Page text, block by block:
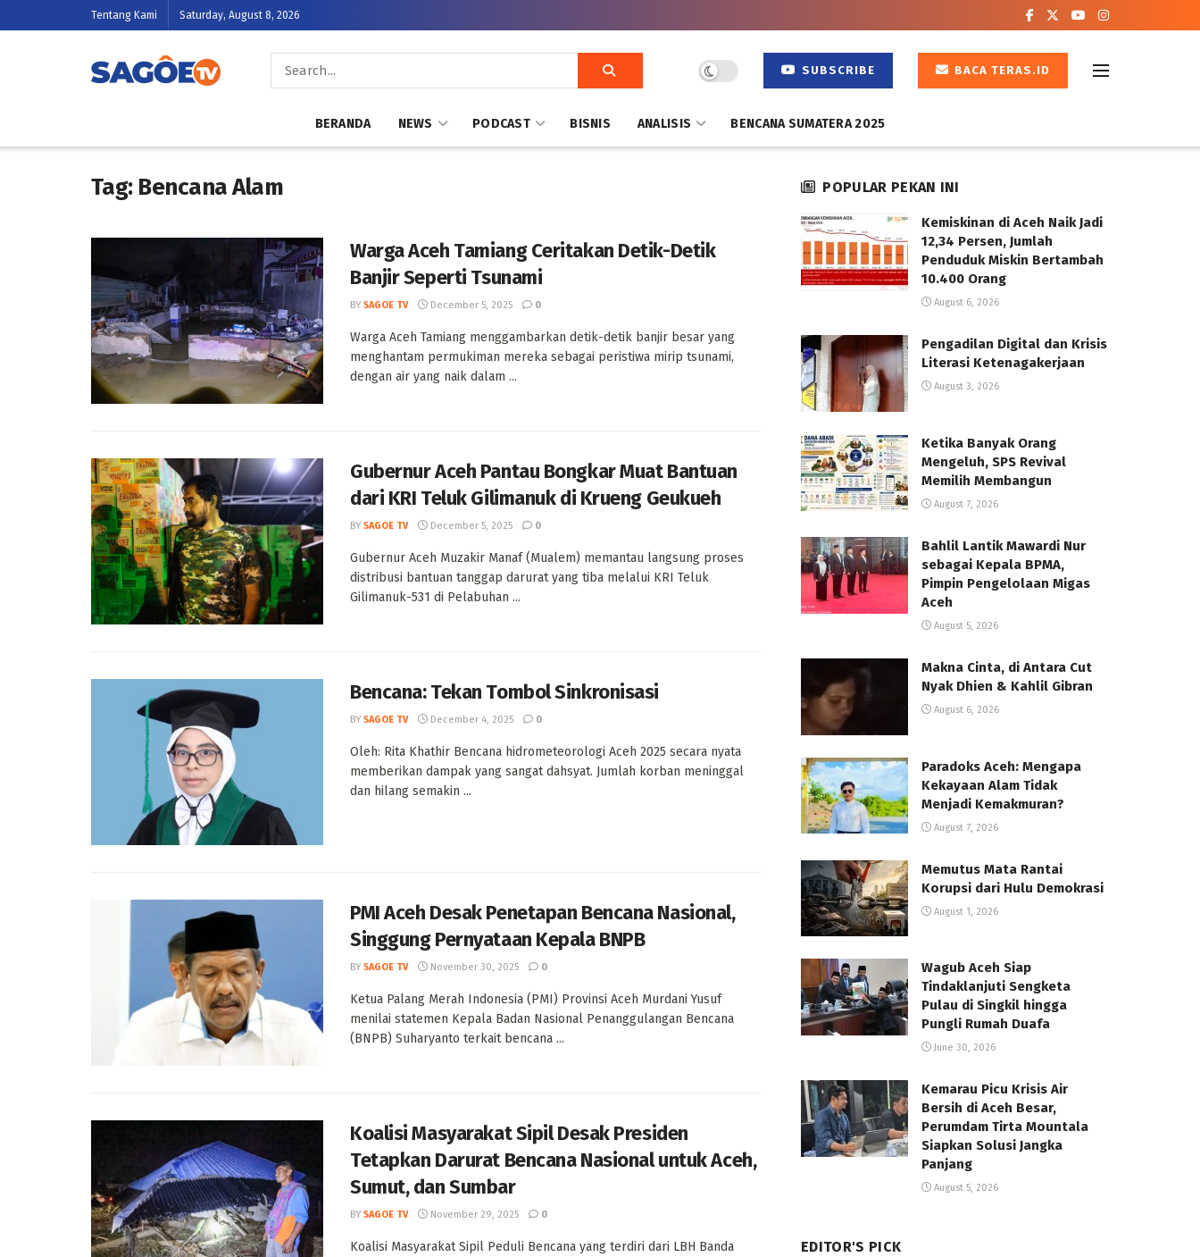
Tentang Kami Saturday, August 8, 2026
SUBSCRIBE BACA TERAS.ID
BERANDA NEWS PODCAST BISNIS ANALISIS BENCANA SUMATERA 2025
Tag: Bencana Alam
Warga Aceh Tamiang Ceritakan Detik-Detik
Banjir Seperti Tsunami
BY SAGOE TV December 5, 2025 0
Warga Aceh Tamiang menggambarkan detik-detik banjir besar yang
menghantam permukiman mereka sebagai peristiwa mirip tsunami,
dengan air yang naik dalam ...
Gubernur Aceh Pantau Bongkar Muat Bantuan
dari KRI Teluk Gilimanuk di Krueng Geukueh
BY SAGOE TV December 5, 2025 0
Gubernur Aceh Muzakir Manaf (Mualem) memantau langsung proses
distribusi bantuan tanggap darurat yang tiba melalui KRI Teluk
Gilimanuk-531 di Pelabuhan ...
Bencana: Tekan Tombol Sinkronisasi
BY SAGOE TV December 4, 2025 0
Oleh: Rita Khathir Bencana hidrometeorologi Aceh 2025 secara nyata
memberikan dampak yang sangat dahsyat. Jumlah korban meninggal
dan hilang semakin ...
PMI Aceh Desak Penetapan Bencana Nasional,
Singgung Pernyataan Kepala BNPB
BY SAGOE TV November 30, 2025 0
Ketua Palang Merah Indonesia (PMI) Provinsi Aceh Murdani Yusuf
menilai statemen Kepala Badan Nasional Penanggulangan Bencana
(BNPB) Suharyanto terkait bencana ...
Koalisi Masyarakat Sipil Desak Presiden
Tetapkan Darurat Bencana Nasional untuk Aceh,
Sumut, dan Sumbar
BY SAGOE TV November 29, 2025 0
Koalisi Masyarakat Sipil Peduli Bencana yang terdiri dari LBH Banda
POPULAR PEKAN INI
Kemiskinan di Aceh Naik Jadi
12,34 Persen, Jumlah
Penduduk Miskin Bertambah
10.400 Orang
August 6, 2026
Pengadilan Digital dan Krisis
Literasi Ketenagakerjaan
August 3, 2026
Ketika Banyak Orang
Mengeluh, SPS Revival
Memilih Membangun
August 7, 2026
Bahlil Lantik Mawardi Nur
sebagai Kepala BPMA,
Pimpin Pengelolaan Migas
Aceh
August 5, 2026
Makna Cinta, di Antara Cut
Nyak Dhien & Kahlil Gibran
August 6, 2026
Paradoks Aceh: Mengapa
Kekayaan Alam Tidak
Menjadi Kemakmuran?
August 7, 2026
Memutus Mata Rantai
Korupsi dari Hulu Demokrasi
August 1, 2026
Wagub Aceh Siap
Tindaklanjuti Sengketa
Pulau di Singkil hingga
Pungli Rumah Duafa
June 30, 2026
Kemarau Picu Krisis Air
Bersih di Aceh Besar,
Perumdam Tirta Mountala
Siapkan Solusi Jangka
Panjang
August 5, 2026
EDITOR'S PICK